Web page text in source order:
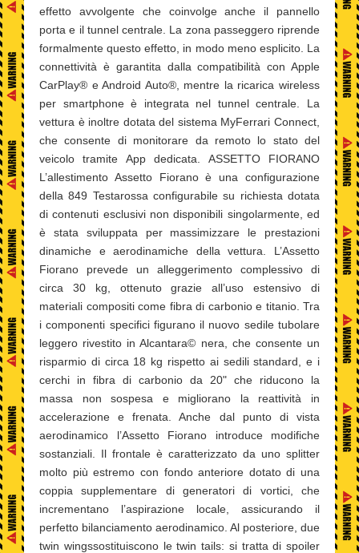
effetto avvolgente che coinvolge anche il pannello
porta e il tunnel centrale. La zona passeggero riprende
formalmente questo effetto, in modo meno esplicito. La
connettività è garantita dalla compatibilità con Apple
CarPlay® e Android Auto®, mentre la ricarica wireless
per smartphone è integrata nel tunnel centrale. La
vettura è inoltre dotata del sistema MyFerrari Connect,
che consente di monitorare da remoto lo stato del
veicolo tramite App dedicata. ASSETTO FIORANO
L’allestimento Assetto Fiorano è una configurazione
della 849 Testarossa configurabile su richiesta dotata
di contenuti esclusivi non disponibili singolarmente, ed
è stata sviluppata per massimizzare le prestazioni
dinamiche e aerodinamiche della vettura. L’Assetto
Fiorano prevede un alleggerimento complessivo di
circa 30 kg, ottenuto grazie all’uso estensivo di
materiali compositi come fibra di carbonio e titanio. Tra
i componenti specifici figurano il nuovo sedile tubolare
leggero rivestito in Alcantara© nera, che consente un
risparmio di circa 18 kg rispetto ai sedili standard, e i
cerchi in fibra di carbonio da 20" che riducono la
massa non sospesa e migliorano la reattività in
accelerazione e frenata. Anche dal punto di vista
aerodinamico l’Assetto Fiorano introduce modifiche
sostanziali. Il frontale è caratterizzato da uno splitter
molto più estremo con fondo anteriore dotato di una
coppia supplementare di generatori di vortici, che
incrementano l’aspirazione locale, assicurando il
perfetto bilanciamento aerodinamico. Al posteriore, due
twin wingssostituiscono le twin tails: si tratta di spoiler